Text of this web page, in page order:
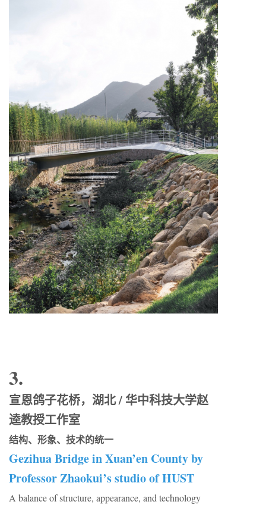
3.
宣恩鸽子花桥，湖北 / 华中科技大学赵
逵教授工作室
结构、形象、技术的统一
Gezihua Bridge in Xuan’en County by
Professor Zhaokui’s studio of HUST
A balance of structure, appearance, and technology